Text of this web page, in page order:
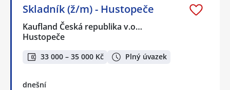
Skladník (ž/m) - Hustopeče
Kaufland Česká republika v.o…
Hustopeče
33 000 – 35 000 Kč Plný úvazek
dnešní